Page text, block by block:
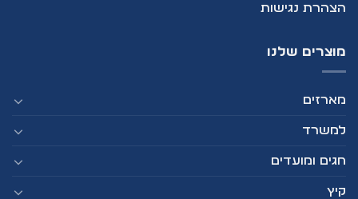
הצהרת נגישות
מוצרים שלנו
מארזים
למשרד
חגים ומועדים
קיץ